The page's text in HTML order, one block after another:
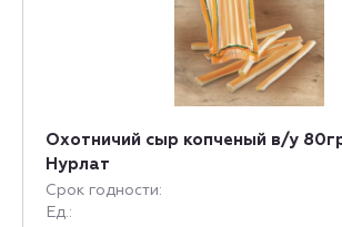
Охотничий сыр копченый в/у
Нурлат
Срок годности:
Ед.: